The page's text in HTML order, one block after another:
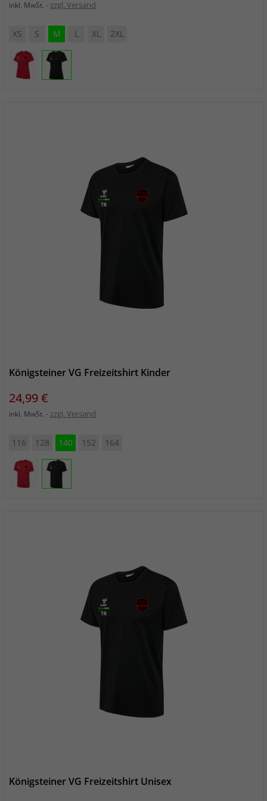
inkl. MwSt. zzgl. Versand
XS S M L XL 2XL
Königsteiner VG Freizeitshirt Kinder
Preis
24,99 €
inkl. MwSt. zzgl. Versand
116 128 140 152 164
Königsteiner VG Freizeitshirt Unisex